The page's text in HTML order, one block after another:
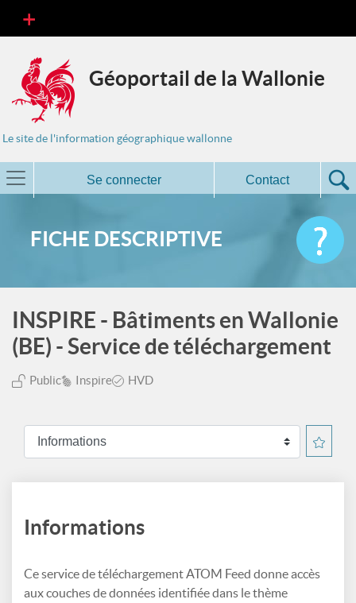
Géoportail de la Wallonie
Le site de l'information géographique wallonne
Se connecter Contact
FICHE DESCRIPTIVE
INSPIRE - Bâtiments en Wallonie
(BE) - Service de téléchargement
Public Inspire HVD
Informations
Ce service de téléchargement ATOM Feed donne accès
aux couches de données identifiée dans le thème